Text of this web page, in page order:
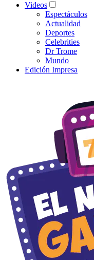
Videos
Espectáculos
Actualidad
Deportes
Celebrities
Dr Trome
Mundo
Edición Impresa